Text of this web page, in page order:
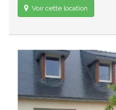
Voir cette location